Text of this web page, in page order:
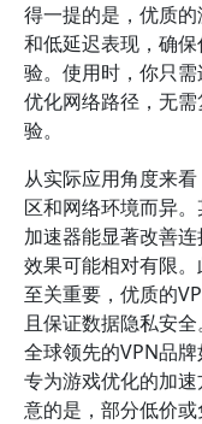
得一提的是，优质
和低延迟表现，确
验。使用时，你只
优化网络路径，无
验。
从实际应用角度来
区和网络环境而异
加速器能显著改善
效果可能相对有限
至关重要，优质的
且保证数据隐私安
全球领先的VPN品
专为游戏优化的加
意的是，部分低价